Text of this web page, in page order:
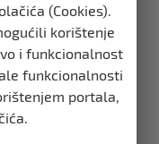
(Cookies).
korištenje
i funkcionalnost
funkcionalnosti
portala,